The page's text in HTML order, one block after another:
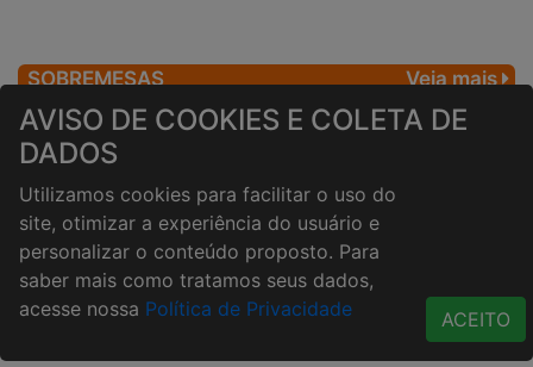
SOBREMESAS Veja mais
AVISO DE COOKIES E COLETA DE
DADOS
Utilizamos cookies para facilitar o uso do
site, otimizar a experiência do usuário e
personalizar o conteúdo proposto. Para
saber mais como tratamos seus dados,
acesse nossa Política de Privacidade ACEITO